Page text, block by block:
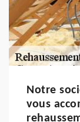
Notre
vous